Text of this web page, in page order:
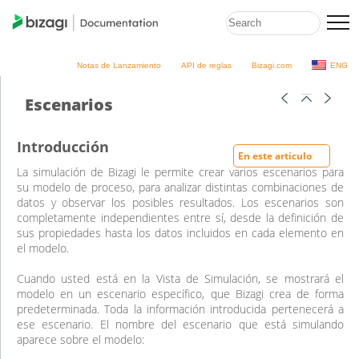
Notas de Lanzamiento API de reglas Bizagi.com ENG